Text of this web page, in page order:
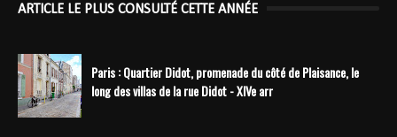
ARTICLE LE PLUS CONSULTÉ CETTE ANNÉE
Paris : Quartier Didot, promenade du côté de Plaisance, le
long des villas de la rue Didot - XIVe arr